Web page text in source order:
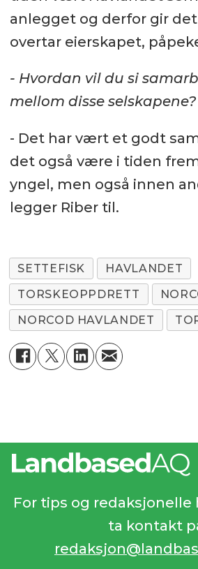
anlegget og derfor gir
overtar eierskapet,
- Hvordan vil du si
mellom disse selskapene?
- Det har vært et godt
det også være i tiden
yngel, men også innen
legger Riber til.
SETTEFISK
HAVLANDET
TORSKEOPPDRETT
NORCOD HAVLANDET
For tips og redaksjonelle
ta kontakt